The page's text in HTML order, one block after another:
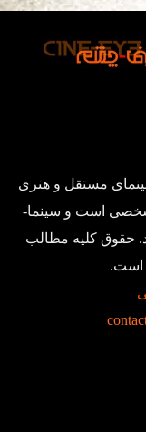
مستقل و هنری
است و سینما-
حقوق کلیه مطالب
است.